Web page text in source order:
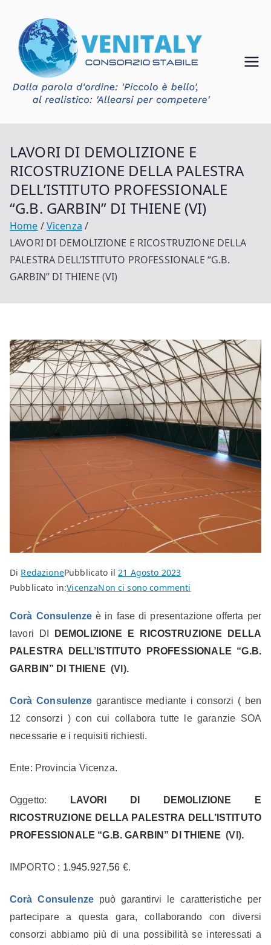
contenuto
Ven
Consorzio
LAVORI DI DEMOLIZIONE E
RICOSTRUZIONE DELLA PALESTRA
DELL’ISTITUTO PROFESSIONALE
“G.B. GARBIN” DI THIENE (VI)
Home
Vicenza
LAVORI DI DEMOLIZIONE E RICOSTRUZIONE DELLA
PALESTRA DELL’ISTITUTO PROFESSIONALE “G.B.
GARBIN” DI THIENE (VI)
Di RedazionePubblicato il21 Agosto 2023
Pubblicato in:VicenzaNon ci sono commenti
DI
DEMOLIZIONE
E
DELL’ISTITUTO
PROFESSIONALE
(VI)
Corà Consulenze è in fase di presentazioneofferta per
lavori
DI
DEMOLIZIONE E RICOSTRUZIONE DELLA
PALESTRA DELL’ISTITUTO PROFESSIONALE “G.B.
GARBIN” DI THIENE (VI).
CoràConsulenze garantisce mediante i consorzi ( ben
12 consorzi ) con cui collabora tutte le garanzie SOA
necessarie e i requisiti richiesti.
Ente: Provincia Vicenza.
Oggetto:
LAVORI DI DEMOLIZIONE E
RICOSTRUZIONE DELLA PALESTRA DELL’ISTITUTO
PROFESSIONALE “G.B. GARBIN” DI THIENE (VI).
IMPORTO : 1.945.927,56 €.
CoràConsulenze può garantirvi le caratteristiche per
partecipare a questa gara, collaborando con diversi
consorzi abbiamo più di una possibilità se interessati a